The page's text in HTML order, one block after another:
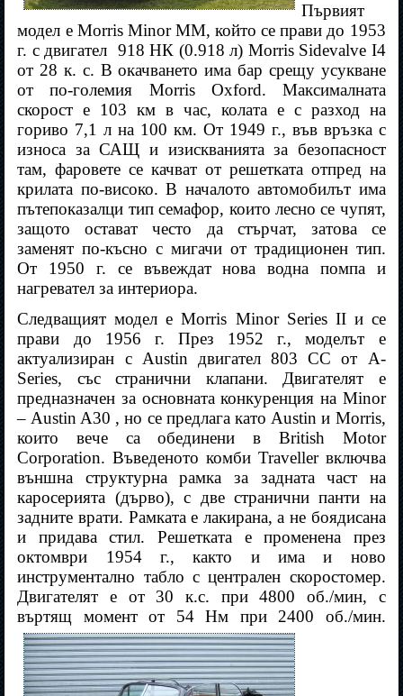
Първият
модел е Morris Minor MM, който се прави до 1953
г. с двигател 918 НК (0.918 л) Morris Sidevalve I4
от 28 к. с. В окачването има бар срещу усукване
от по-големия Morris Oxford. Максималната
скорост е 103 км в час, колата е с разход на
гориво 7,1 л на 100 км. От 1949 г., във връзка с
износа за САЩ и изискванията за безопасност
там, фаровете се качват от решетката отпред на
крилата по-високо. В началото автомобилът има
пътепоказалци тип семафор, които лесно се чупят,
защото остават често да стърчат, затова се
заменят по-късно с мигачи от традиционен тип.
От 1950 г. се въвеждат нова водна помпа и
нагревател за интериора.
Следващият модел е Morris Minor Series II и се
прави до 1956 г. През 1952 г., моделът е
актуализиран с Austin двигател 803 CC от A-
Series, със странични клапани. Двигателят е
предназначен за основната конкуренция на Minor
– Austin A30 , но се предлага като Austin и Morris,
които вече са обединени в British Motor
Corporation. Въведеното комби Traveller включва
външна структурна рамка за задната част на
каросерията (дърво), с две странични панти на
задните врати. Рамката е лакирана, а не боядисана
и придава стил. Решетката е променена през
октомври 1954 г., както и има и ново
инструментално табло с централен скоростомер.
Двигателят е от 30 к.с. при 4800 об./мин, с
въртящ момент от 54 Нм при 2400 об./мин.